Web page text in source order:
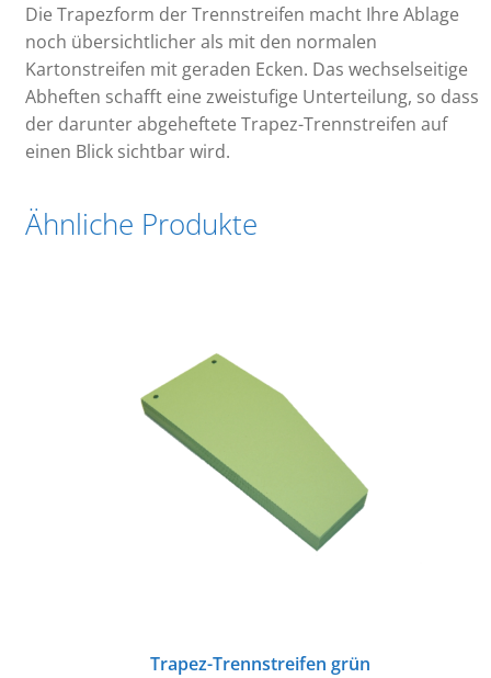
Die Trapezform der Trennstreifen macht Ihre Ablage
noch übersichtlicher als mit den normalen
Kartonstreifen mit geraden Ecken. Das wechselseitige
Abheften schafft eine zweistufige Unterteilung, so dass
der darunter abgeheftete Trapez-Trennstreifen auf
einen Blick sichtbar wird.
Ähnliche Produkte
Trapez-Trennstreifen grün